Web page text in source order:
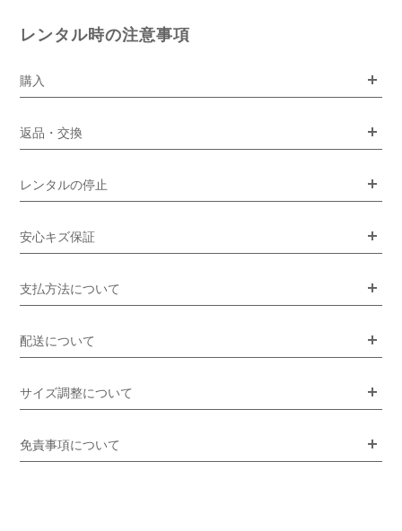
レンタル時の注意事項
購入
返品・交換
レンタルの停止
安心キズ保証
支払方法について
配送について
サイズ調整について
免責事項について